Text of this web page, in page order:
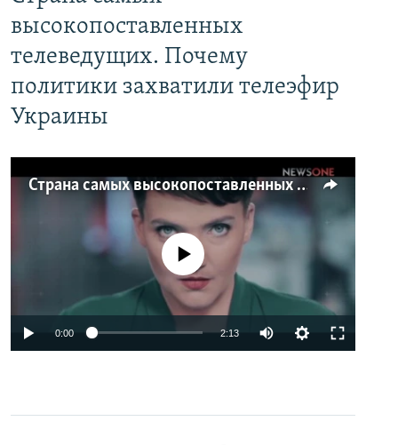
высокопоставленных
телеведущих. Почему
политики захватили телеэфир
Украины
Страна самых высокопоставленных телеведущих. Почему политики захватили телеэфир Украины
No media source currently available
0:00 2:13